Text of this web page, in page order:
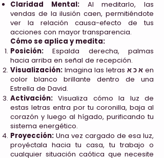
Claridad Mental:Al meditarlo, las
vendas de la ilusión caen, permitiéndote
ver la relación causa-efecto de tus
acciones con mayor transparencia.
Cómo se aplica y medita:
Posición: Espalda derecha, palmas
hacia arriba en señal de recepción.
Visualización: Imagina las letras א כ א en
color blanco brillante dentro de una
Estrella de David.
Activación: Visualiza cómo la luz de
estas letras entra por tu coronilla, baja al
corazón y luego al hígado, purificando tu
sistema energético.
Proyección: Una vez cargado de esa luz,
proyéctala hacia tu casa, tu trabajo o
cualquier situación caótica que necesite